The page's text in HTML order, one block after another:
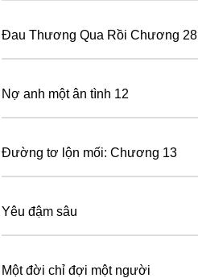
Đau Thương Qua Rồi Chương 28
Nợ anh một ân tình 12
Đường tơ lộn mối: Chương 13
Yêu đậm sâu
Một đời chỉ đợi một người